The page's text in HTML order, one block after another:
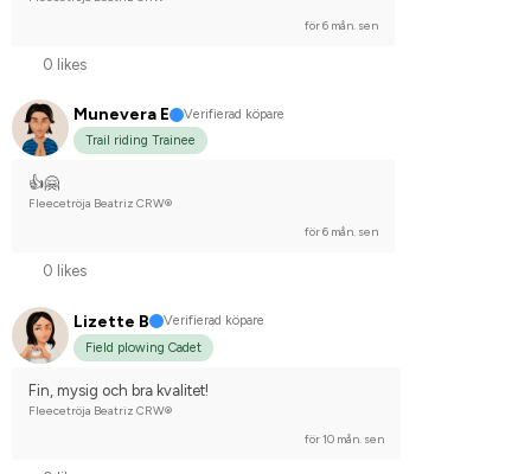
för 6 mån. sen
0 likes
Munevera E
Verifierad köpare
Trail riding Trainee
👍🤗
Fleecetröja Beatriz CRW®
för 6 mån. sen
0 likes
Lizette B
Verifierad köpare
Field plowing Cadet
Fin, mysig och bra kvalitet!
Fleecetröja Beatriz CRW®
för 10 mån. sen